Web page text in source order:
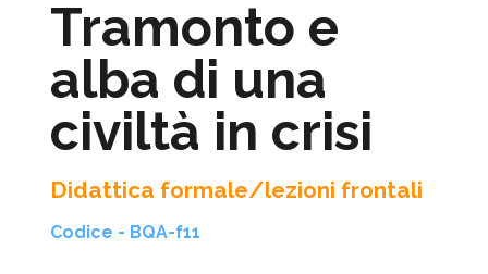
Tramonto e
alba di una
civiltà in crisi
Didattica formale/lezioni frontali
Codice - BQA-f11